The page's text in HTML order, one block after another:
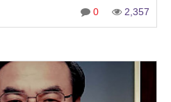
0 2,357